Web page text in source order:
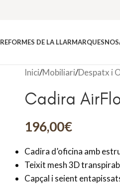
REFORMES DE LA LLARMARQUES
Inici/Mobiliari/Despatx i
Cadira
196,00€
Cadira d’oficina amb
Teixit mesh 3D
Capçal i seient